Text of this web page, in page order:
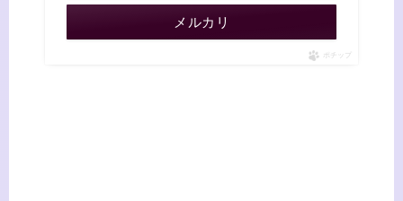
メルカリ
ポチップ